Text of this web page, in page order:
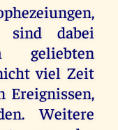
dabei
geliebten
viel Zeit
Ereignissen,
Weitere